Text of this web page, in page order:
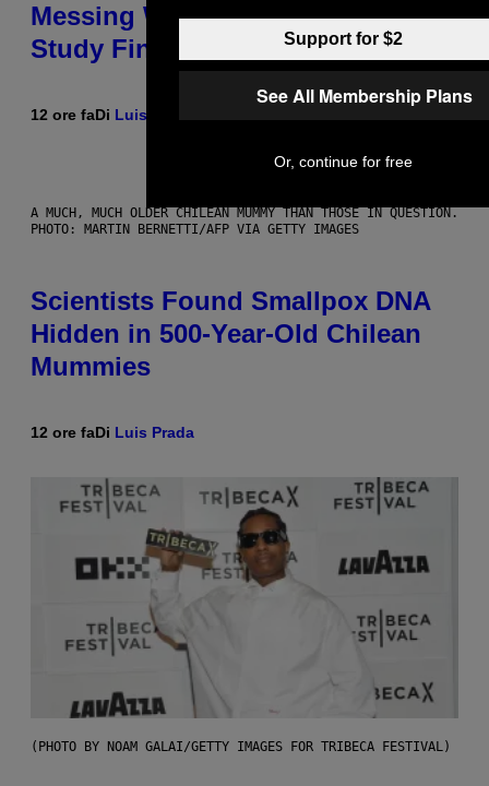
Messing With Your Brain, New
Study Finds
12 ore faDi Luis Prada
A MUCH, MUCH OLDER CHILEAN MUMMY THAN THOSE IN QUESTION.
PHOTO: MARTIN BERNETTI/AFP VIA GETTY IMAGES
Scientists Found Smallpox DNA
Hidden in 500-Year-Old Chilean
Mummies
12 ore faDi Luis Prada
(PHOTO BY NOAM GALAI/GETTY IMAGES FOR TRIBECA FESTIVAL)
Support for $2
See All Membership Plans
Or, continue for free